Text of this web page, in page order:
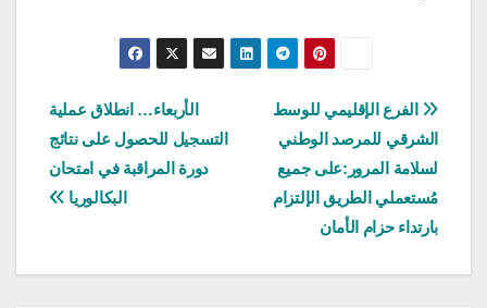
تصفّح
المقالات
الأربعاء… انطلاق عملية
التسجيل للحصول على نتائج
دورة المراقبة في امتحان
البكالوريا
الفرع الإقليمي للوسط
الشرقي للمرصد الوطني
لسلامة المرور:على جميع
مُستعملي الطريق الإلتزام
بارتداء حزام الأمان